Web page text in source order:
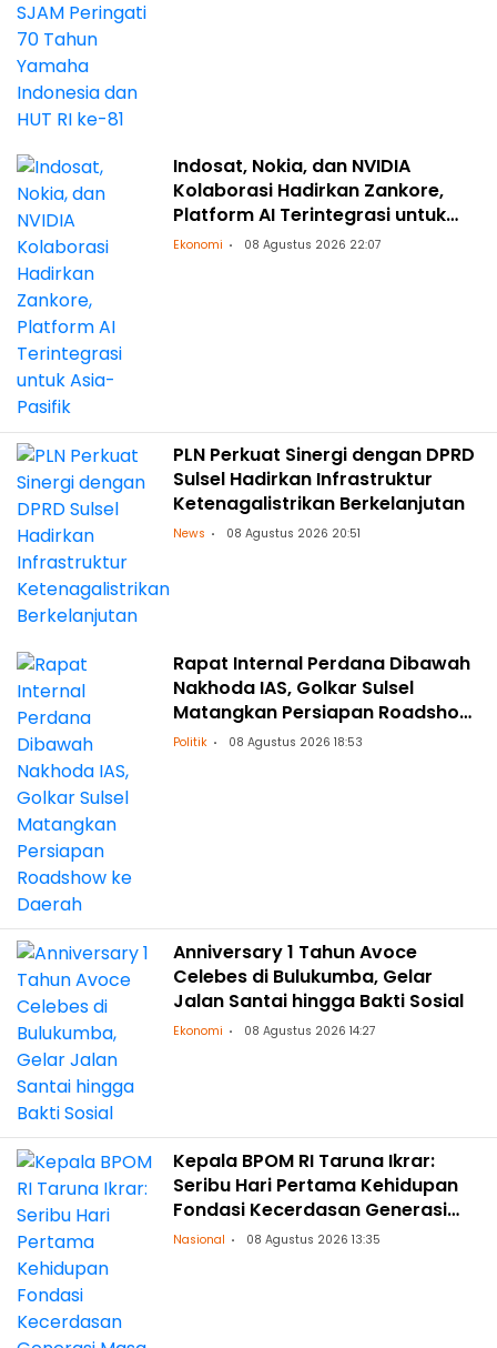
Indosat, Nokia, dan NVIDIA
Kolaborasi Hadirkan Zankore,
Platform AI Terintegrasi untuk
Asia-Pasifik
Ekonomi 08 Agustus 2026 22:07
PLN Perkuat Sinergi dengan DPRD
Sulsel Hadirkan Infrastruktur
Ketenagalistrikan Berkelanjutan
News 08 Agustus 2026 20:51
Rapat Internal Perdana Dibawah
Nakhoda IAS, Golkar Sulsel
Matangkan Persiapan Roadshow
ke Daerah
Politik 08 Agustus 2026 18:53
Anniversary 1 Tahun Avoce
Celebes di Bulukumba, Gelar
Jalan Santai hingga Bakti Sosial
Ekonomi 08 Agustus 2026 14:27
Kepala BPOM RI Taruna Ikrar:
Seribu Hari Pertama Kehidupan
Fondasi Kecerdasan Generasi
Masa Depan
Nasional 08 Agustus 2026 13:35